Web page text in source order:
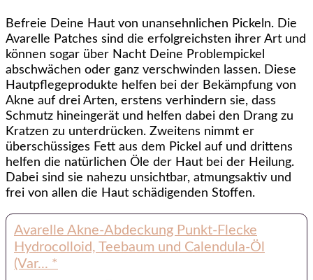
Befreie Deine Haut von unansehnlichen Pickeln. Die
Avarelle Patches sind die erfolgreichsten ihrer Art und
können sogar über Nacht Deine Problempickel
abschwächen oder ganz verschwinden lassen. Diese
Hautpflegeprodukte helfen bei der Bekämpfung von
Akne auf drei Arten, erstens verhindern sie, dass
Schmutz hineingerät und helfen dabei den Drang zu
Kratzen zu unterdrücken. Zweitens nimmt er
überschüssiges Fett aus dem Pickel auf und drittens
helfen die natürlichen Öle der Haut bei der Heilung.
Dabei sind sie nahezu unsichtbar, atmungsaktiv und
frei von allen die Haut schädigenden Stoffen.
Avarelle Akne-Abdeckung Punkt-Flecke
Hydrocolloid, Teebaum und Calendula-Öl
(Var... *